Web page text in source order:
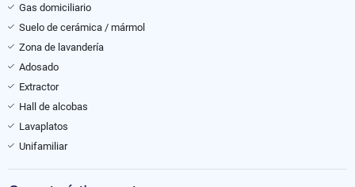
Gas domiciliario
Suelo de cerámica / mármol
Zona de lavandería
Adosado
Extractor
Hall de alcobas
Lavaplatos
Unifamiliar